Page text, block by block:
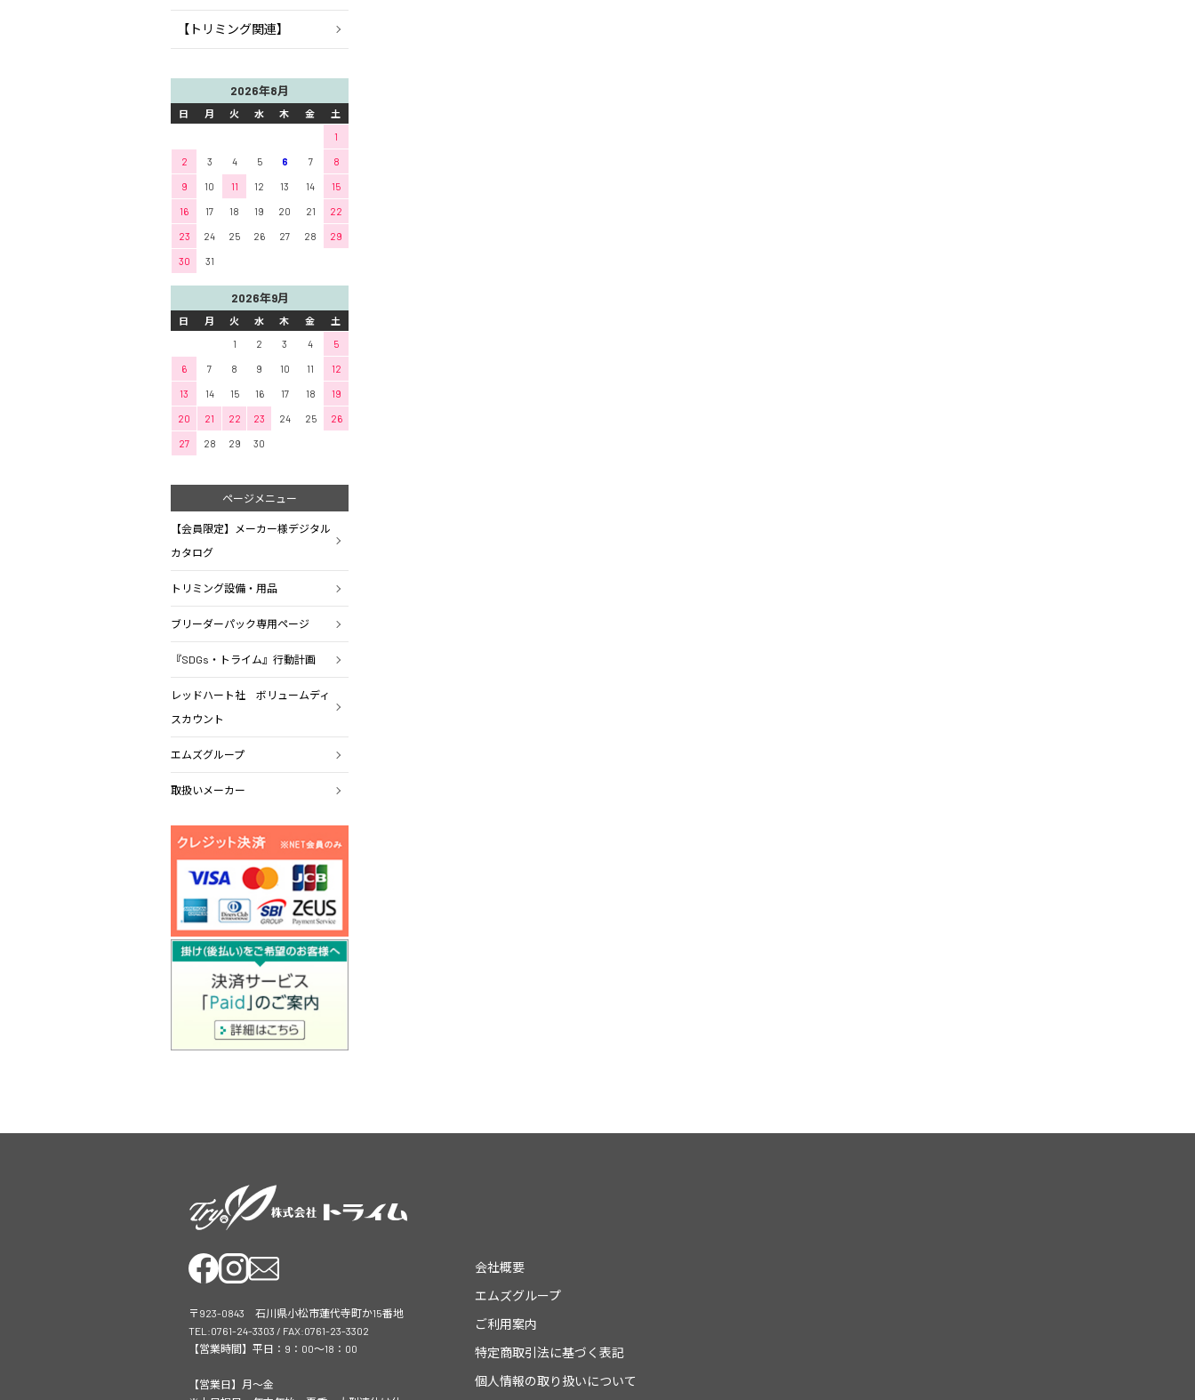
【トリミング関連】
2026年8月
日 月 火 水 木 金
土
1
2 3 4 5 6 7 8
9 10 11 12 13 14 15
16 17 18 19 20 21 22
23 24 25 26 27 28 29
30 31
2026年9月
日 月 火 水 木 金
土
1
2 3 4 5
6 7 8 9 10 11 12
13 14 15 16 17 18 19
20 21 22 23 24 25 26
27 28 29 30
ページメニュー
【会員限定】メーカー様デジタル
カタログ
トリミング設備・用品
ブリーダーパック専用ページ
『SDGs・トライム』行動計画
レッドハート社 ボリュームディ
スカウント
エムズグループ
取扱いメーカー
〒923-0843 石川県小松市蓮代寺町か15番地
TEL:0761-24-3303 / FAX:0761-23-3302
【営業時間】平日：9：00～18：00
【営業日】月～金
会社概要
エムズグループ
ご利用案内
特定商取引法に基づく表記
個人情報の取り扱いについて